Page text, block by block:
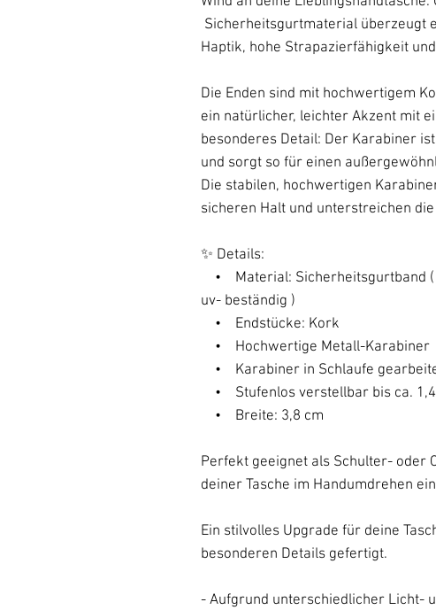
Sicherheitsgurtmaterial überzeugt
Haptik, hohe Strapazierfähigkeit
Die Enden sind mit hochwertigem
ein natürlicher, leichter Akzent mit
besonderes Detail: Der Karabiner
und sorgt so für einen
Die stabilen, hochwertigen
sicheren Halt und unterstreichen
✨ Details:
• Material: Sicherheitsgurtband (
uv- beständig )
• Endstücke: Kork
• Hochwertige Metall-Karabiner
• Karabiner in Schlaufe
• Stufenlos verstellbar bis ca.
• Breite: 3,8 cm
Perfekt geeignet als Schulter- oder
deiner Tasche im Handumdrehen
Ein stilvolles Upgrade für deine
besonderen Details gefertigt.
- Aufgrund unterschiedlicher Licht-